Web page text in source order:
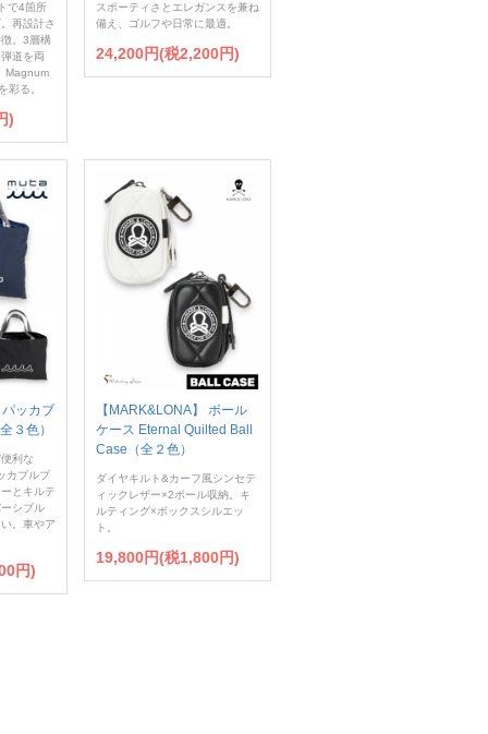
で4箇所
再設計さ
。3層構
道を両
Magnum
彩る。
)
スポーティさとエレガンスを兼ね
備え、ゴルフや日常に最適。
24,200円(税2,200円)
パッカブ
３色）
利な
カブルブ
とキルテ
シブル
。車やア
円)
【MARK&LONA】 ボール
ケース Eternal Quilted Ball
Case（全２色）
ダイヤキルト&カーフ風シンセテ
ィックレザー×2ボール収納。キ
ルティング×ボックスシルエッ
ト。
19,800円(税1,800円)